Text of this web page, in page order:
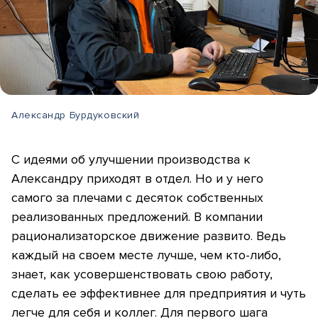
Александр Бурдуковский
С идеями об улучшении производства к
Александру приходят в отдел. Но и у него
самого за плечами с десяток собственных
реализованных предложений. В компании
рационализаторское движение развито. Ведь
каждый на своем месте лучше, чем кто-либо,
знает, как усовершенствовать свою работу,
сделать ее эффективнее для предприятия и чуть
легче для себя и коллег. Для первого шага